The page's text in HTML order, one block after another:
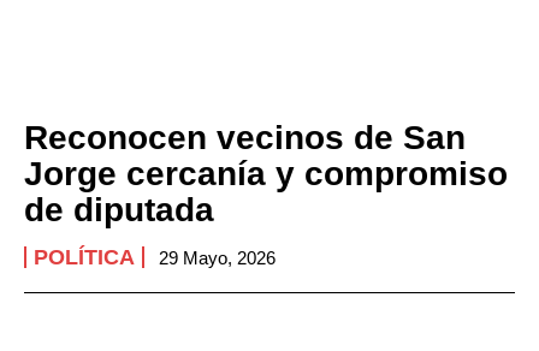
Reconocen vecinos de San
Jorge cercanía y compromiso
de diputada
POLÍTICA 29 Mayo, 2026